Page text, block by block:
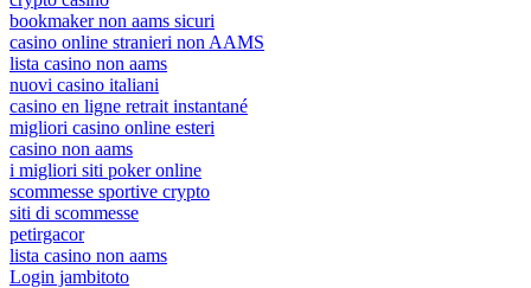
bookmaker non aams sicuri
casino online stranieri non AAMS
lista casino non aams
nuovi casino italiani
casino en ligne retrait instantané
migliori casino online esteri
casino non aams
i migliori siti poker online
scommesse sportive crypto
siti di scommesse
petirgacor
lista casino non aams
Login jambitoto